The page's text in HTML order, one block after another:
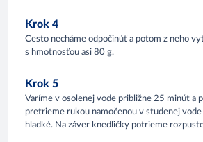
Krok 4
Cesto necháme odpočinúť a potom z neho
s hmotnosťou asi 80 g.
Krok 5
Varíme v osolenej vode približne 25 minút a
pretrieme rukou namočenou v studenej
hladké. Na záver knedličky potrieme